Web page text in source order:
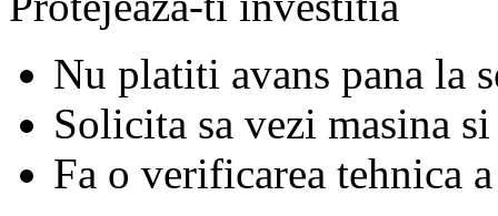
Nu platiti avans pana la
Solicita sa vezi masina si
Fa o verificarea tehnica